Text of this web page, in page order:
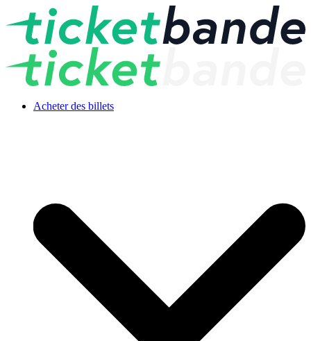
Acheter des billets